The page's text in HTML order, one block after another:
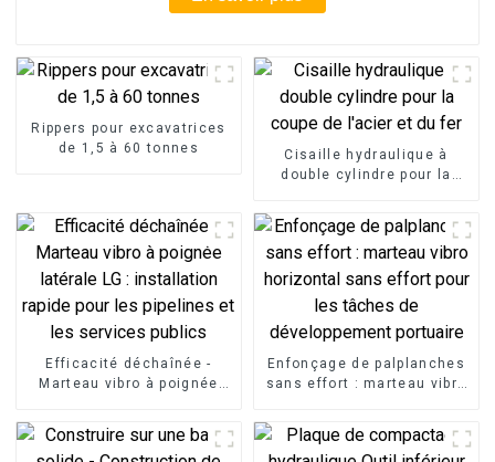
Rippers pour excavatrices
de 1,5 à 60 tonnes
Cisaille hydraulique à
double cylindre pour la
Efficacité déchaînée -
Marteau vibro à poignée
rapide pour les pipelines et
les services publics
Enfonçage de palplanches
sans effort : marteau vibro
développement portuaire